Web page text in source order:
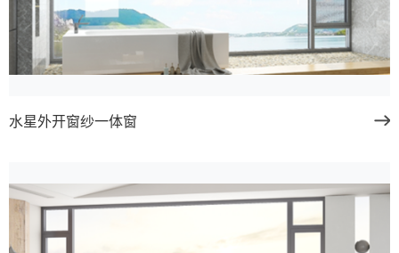
水星外开窗纱一体窗